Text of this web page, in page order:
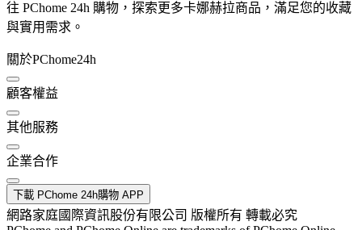
往 PChome 24h 購物，探索更多卡娜赫拉商品，滿足您的收藏
與實用需求。
關於PChome24h
顧客權益
其他服務
企業合作
下載 PChome 24h購物 APP
網路家庭國際資訊股份有限公司 版權所有 轉載必究